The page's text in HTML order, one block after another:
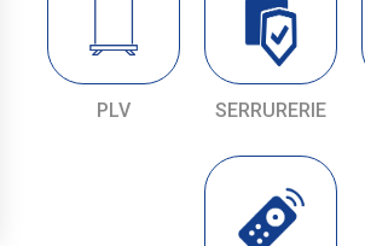
PLV SERRURERIE